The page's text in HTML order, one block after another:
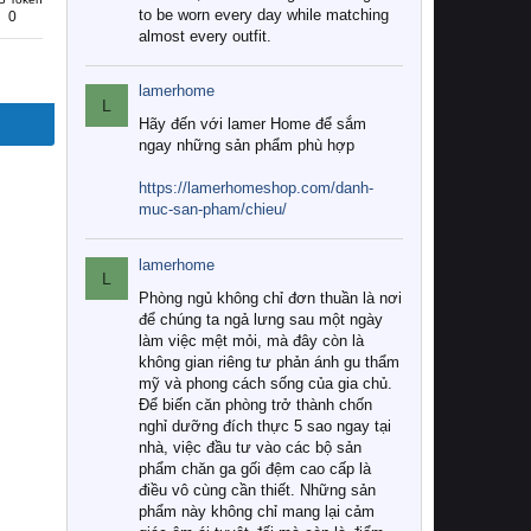
0
to be worn every day while matching
almost every outfit.
L
lamerhome
Hãy đến với lamer Home để sắm
ngay những sản phẩm phù hợp
https://lamerhomeshop.com/danh-
muc-san-pham/chieu/
L
lamerhome
Phòng ngủ không chỉ đơn thuần là nơi
để chúng ta ngả lưng sau một ngày
làm việc mệt mỏi, mà đây còn là
không gian riêng tư phản ánh gu thẩm
mỹ và phong cách sống của gia chủ.
Để biến căn phòng trở thành chốn
nghỉ dưỡng đích thực 5 sao ngay tại
nhà, việc đầu tư vào các bộ sản
phẩm chăn ga gối đệm cao cấp là
điều vô cùng cần thiết. Những sản
phẩm này không chỉ mang lại cảm